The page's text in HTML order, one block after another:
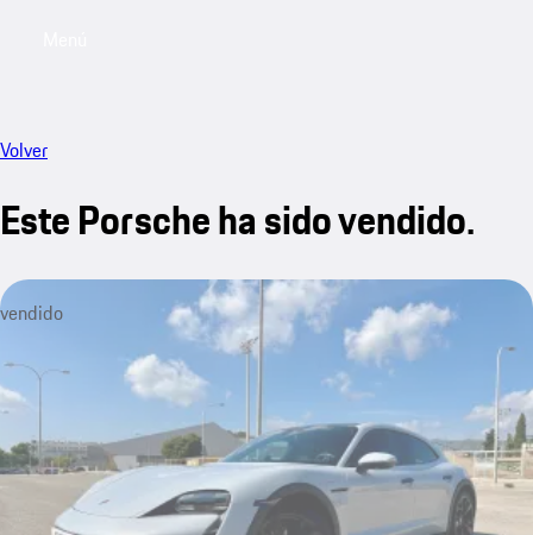
Volver
Este Porsche ha sido vendido.
vendido